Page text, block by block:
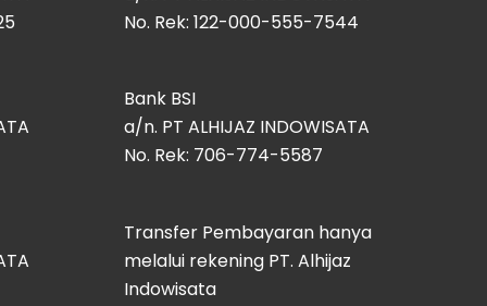
No. Rek: 122-000-555-7544
Bank BSI
a/n. PT ALHIJAZ INDOWISATA
No. Rek: 706-774-5587
Transfer Pembayaran hanya
melalui rekening PT. Alhijaz
Indowisata